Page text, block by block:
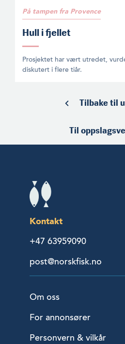
På tampen fra Provence
Hull i fjellet
Prosjektet har vært utredet,
diskutert i flere tiår.
Tilbake til
Til
Kontakt
+47 63959090
post@norskfisk.no
Om oss
For annonsører
Personvern & vilkår